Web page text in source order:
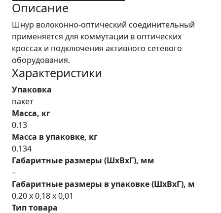
Описание
Шнур волоконно-оптический соединительный
применяется для коммутации в оптических
кроссах и подключения активного сетевого
оборудования.
Характеристики
Упаковка
пакет
Масса, кг
0.13
Масса в упаковке, кг
0.134
Габаритные размеры (ШхВхГ), мм
–
Габаритные размеры в упаковке (ШхВхГ), м
0,20 x 0,18 x 0,01
Тип товара